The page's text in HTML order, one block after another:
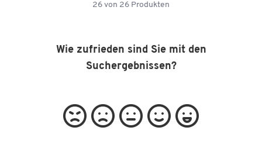
26 von 26 Produkten
Wie zufrieden sind Sie mit den
Suchergebnissen?